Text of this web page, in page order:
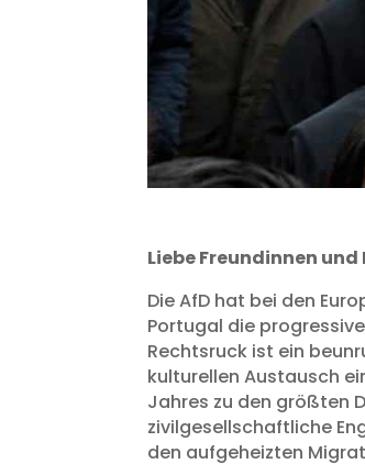
Liebe Freundinnen
Die AfD hat bei den
Portugal die
Rechtsruck ist ein
kulturellen Austausch
Jahres zu den größten
zivilgesellschaftliche
den aufgeheizten